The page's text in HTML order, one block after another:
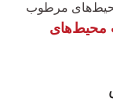
محیط‌های مرطوب
محیط‌های